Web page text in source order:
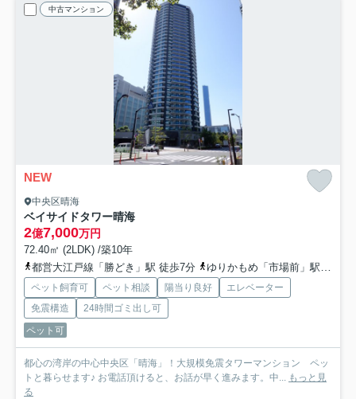
中古マンション
NEW
中央区晴海
ベイサイドタワー晴海
2億7,000万円
72.40㎡ (2LDK) /築10年
都営大江戸線「勝どき」駅 徒歩7分
ゆりかもめ「市場前」駅 徒歩17分
ペット飼育可 ペット相談 陽当り良好
エレベーター
免震構造
24時間ゴミ出し可
ペット可
都心の湾岸の中心中央区「晴海」！大規模免震タワーマンション ペッ
トと暮らせます♪ お電話頂けると、お話が早く進みます。中... もっと見
る